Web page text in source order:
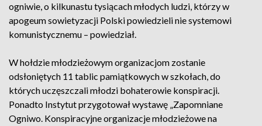
ogniwie, o kilkunastu tysiącach młodych ludzi, którzy w
apogeum sowietyzacji Polski powiedzieli nie systemowi
komunistycznemu – powiedział.
W hołdzie młodzieżowym organizacjom zostanie
odsłoniętych 11 tablic pamiątkowych w szkołach, do
których uczęszczali młodzi bohaterowie konspiracji.
Ponadto Instytut przygotował wystawę „Zapomniane
Ogniwo. Konspiracyjne organizacje młodzieżowe na